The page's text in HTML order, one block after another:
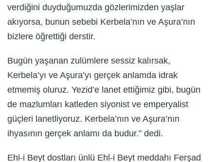
verdiğini duyduğumuzda gözlerimizden yaşlar
akıyorsa, bunun sebebi Kerbela’nın ve Aşura’nın
bizlere öğrettiği derstir.
Bugün yaşanan zulümlere sessiz kalırsak,
Kerbela’yı ve Aşura’yı gerçek anlamda idrak
etmemiş oluruz. Yezid’e lanet ettiğimiz gibi, bugün
de mazlumları katleden siyonist ve emperyalist
güçleri lanetliyoruz. Kerbela’nın ve Aşura’nın
ihyasının gerçek anlamı da budur.” dedi.
Ehl-i Beyt dostları ünlü Ehl-i Beyt meddahı Ferşad